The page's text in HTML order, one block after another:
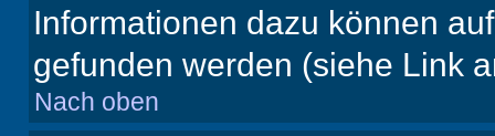
Informationen dazu können
gefunden werden (siehe Link
Nach oben